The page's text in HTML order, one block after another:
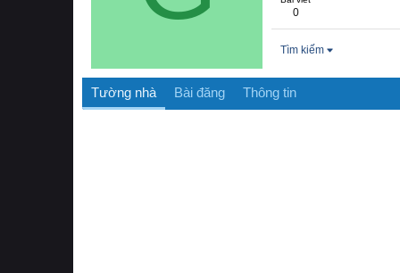
0
Tìm kiếm
Tường nhà Bài đăng Thông tin